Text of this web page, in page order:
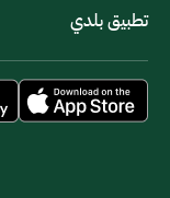
تطبيق بلدي